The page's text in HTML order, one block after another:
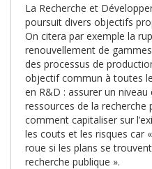
La Recherche et
poursuit divers objectifs
On citera par exemple la
renouvellement de
des processus de
objectif commun à toutes
en R&D : assurer un
ressources de la
comment capitaliser sur
les couts et les risques car
roue si les plans se
recherche publique ».